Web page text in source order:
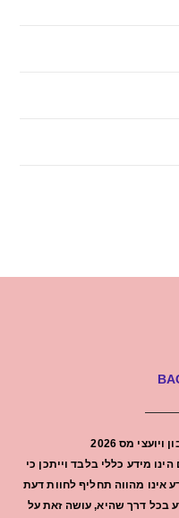
ויועצי מס2026
מידע כללי בלבד וייתכן כי
אינו מהווה תחליף לחוות דעת
בכל דרך שהיא, עושה זאת על